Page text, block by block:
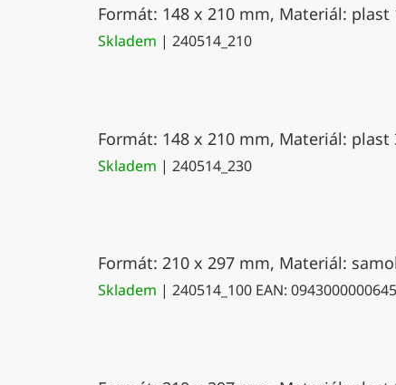
Formát: 148 x 210 mm, Materiál:
Skladem | 240514_210
Formát: 148 x 210 mm, Materiál:
Skladem | 240514_230
Formát: 210 x 297 mm, Materiál:
Skladem | 240514_100 EAN: 0943000000645